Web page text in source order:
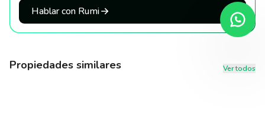
Hablar con Rumi
Propiedades similares Ver todos